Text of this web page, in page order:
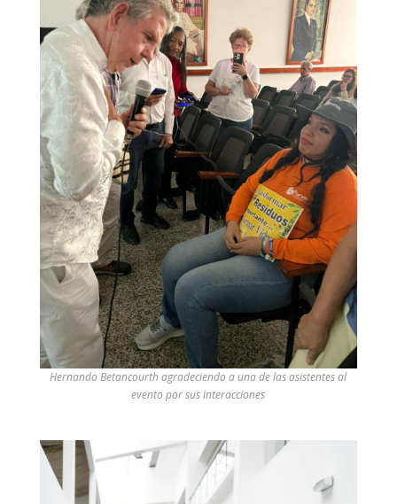
Hernando Betancourth agradeciendo a una de las asistentes al
evento por sus interacciones